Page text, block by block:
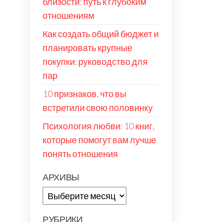
отношениям
Как создать общий бюджет и
планировать крупные
покупки: руководство для
пар
10 признаков, что вы
встретили свою половинку
Психология любви: 10 книг,
которые помогут вам лучше
понять отношения
АРХИВЫ
Архивы
РУБРИКИ